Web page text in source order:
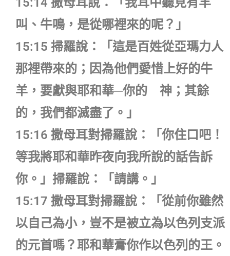
叫、牛鳴，是從哪裡來的呢？」
15:15 掃羅說：「這是百姓從亞瑪力人
那裡帶來的；因為他們愛惜上好的牛
羊，要獻與耶和華─你的 神；其餘
的，我們都滅盡了。」
15:16 撒母耳對掃羅說：「你住口吧！
等我將耶和華昨夜向我所說的話告訴
你。」掃羅說：「請講。」
15:17 撒母耳對掃羅說：「從前你雖然
以自己為小，豈不是被立為以色列支派
的元首嗎？耶和華膏你作以色列的王。